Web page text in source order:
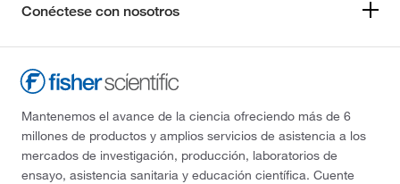
Conéctese con nosotros
Mantenemos el avance de la ciencia ofreciendo más de 6
millones de productos y amplios servicios de asistencia a los
mercados de investigación, producción, laboratorios de
ensayo, asistencia sanitaria y educación científica. Cuente